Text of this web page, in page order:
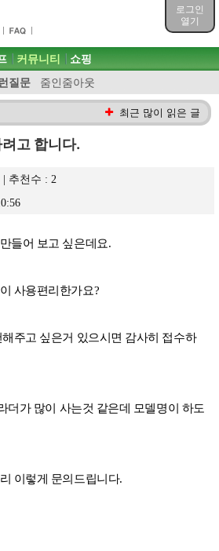
로그인
열기
커뮤니티
질문 줌인줌아웃
쇼핑
최근 많이 읽은 글
고 합니다.
| 추천수 :2
들어 보고 싶은데요.
사용편리한가요?
주고 싶은거 있으시면 감사히 접수하
더가 많이 사는것 같은데 모델명이 하도
이렇게 문의드립니다.